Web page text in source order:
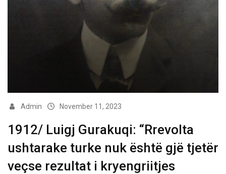
Admin November 11, 2023
1912/ Luigj Gurakuqi: “Rrevolta
ushtarake turke nuk është gjë tjetër
veçse rezultat i kryengriitjes